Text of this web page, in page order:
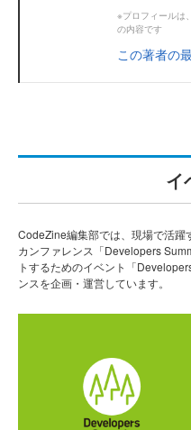
※プロフィールは
の内容です
この著者の
イ
CodeZine編集部では、現場で活躍
カンファレンス「Developers
トするためのイベント「
ンスを企画・運営しています。